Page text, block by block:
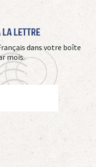
La Lettre
dans votre boîte
mois.